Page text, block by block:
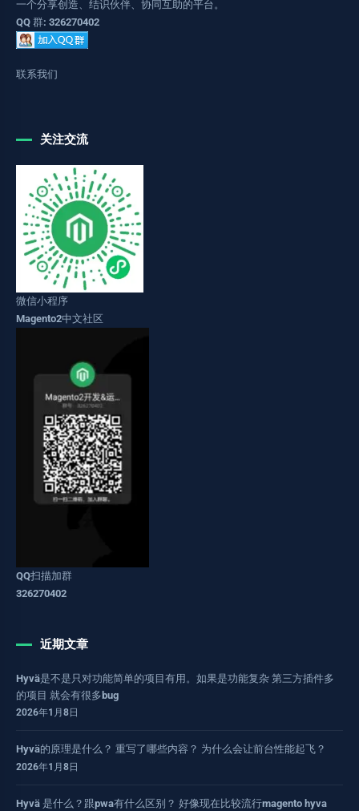
一个分享创造、结识伙伴、协同互助的平台。
QQ 群: 326270402
联系我们
关注交流
微信小程序
Magento2中文社区
QQ扫描加群
326270402
近期文章
Hyvä是不是只对功能简单的项目有用。如果是功能复杂 第三方插件多
的项目 就会有很多bug
2026年1月8日
Hyvä的原理是什么？ 重写了哪些内容？ 为什么会让前台性能起飞？
2026年1月8日
Hyvä 是什么？跟pwa有什么区别？ 好像现在比较流行magento hyva